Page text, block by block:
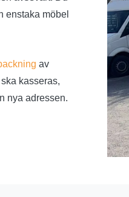
enstaka möbel
av
kasseras,
nya adressen.